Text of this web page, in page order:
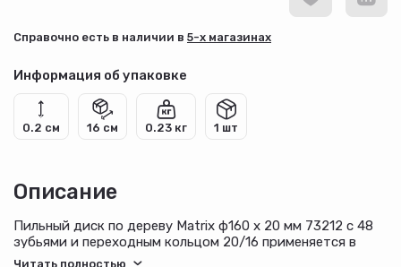
Cправочно есть в наличии в 5-х магазинах
Информация об упаковке
0.2 см 16 см 0.23 кг 1 шт
Описание
Пильный диск по дереву Matrix ф160 х 20 мм 73212 с 48
зубьями и переходным кольцом 20/16 применяется в
качестве оснастки на циркулярных и торцовочных пилах